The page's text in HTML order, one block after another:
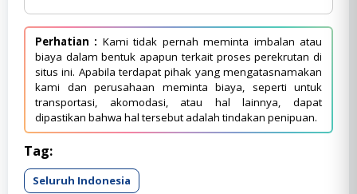
Perhatian : Kami tidak pernah meminta imbalan atau
biaya dalam bentuk apapun terkait proses perekrutan di
situs ini. Apabila terdapat pihak yang mengatasnamakan
kami dan perusahaan meminta biaya, seperti untuk
transportasi, akomodasi, atau hal lainnya, dapat
dipastikan bahwa hal tersebut adalah tindakan penipuan.
Tag:
Seluruh Indonesia